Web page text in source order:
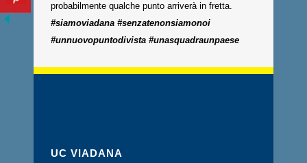
probabilmente qualche punto arriverà in fretta.
#siamoviadana #senzatenonsiamonoi
#unnuovopuntodivista #unasquadraunpaese
UC VIADANA